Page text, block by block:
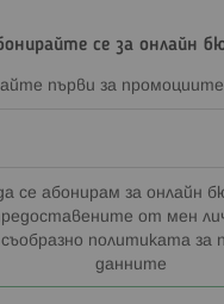
се за онлайн
първи за
се абонирам за онлайн
от мен
политиката за
данните